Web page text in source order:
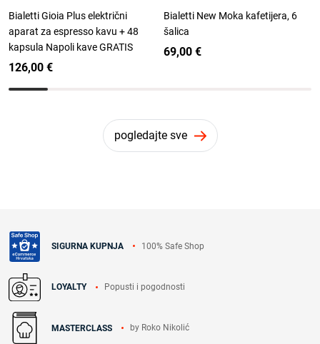
Bialetti Gioia Plus električni
aparat za espresso kavu + 48
kapsula Napoli kave GRATIS
126,00 €
Bialetti New Moka kafetijera, 6
šalica
69,00 €
pogledajte sve
SIGURNA KUPNJA 100% Safe Shop
LOYALTY Popusti i pogodnosti
MASTERCLASS by Roko Nikolić